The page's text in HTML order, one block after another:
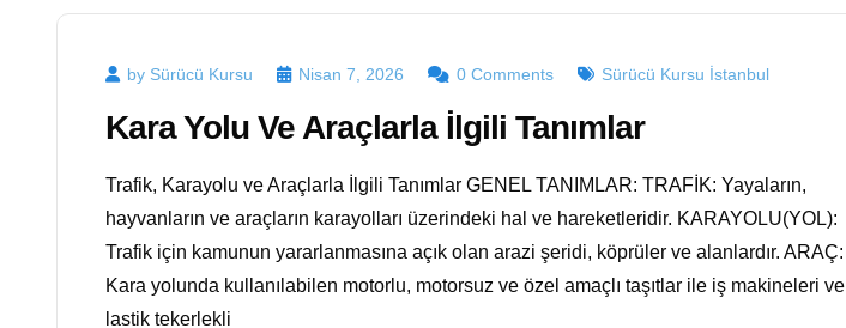
by Sürücü Kursu Nisan 7, 2026 0 Comments Sürücü Kursu İstanbul
Kara Yolu Ve Araçlarla İlgili Tanımlar
Trafik, Karayolu ve Araçlarla İlgili Tanımlar GENEL TANIMLAR: TRAFİK: Yayaların,
hayvanların ve araçların karayolları üzerindeki hal ve hareketleridir. KARAYOLU(YOL):
Trafik için kamunun yararlanmasına açık olan arazi şeridi, köprüler ve alanlardır. ARAÇ:
Kara yolunda kullanılabilen motorlu, motorsuz ve özel amaçlı taşıtlar ile iş makineleri ve
lastik tekerlekli